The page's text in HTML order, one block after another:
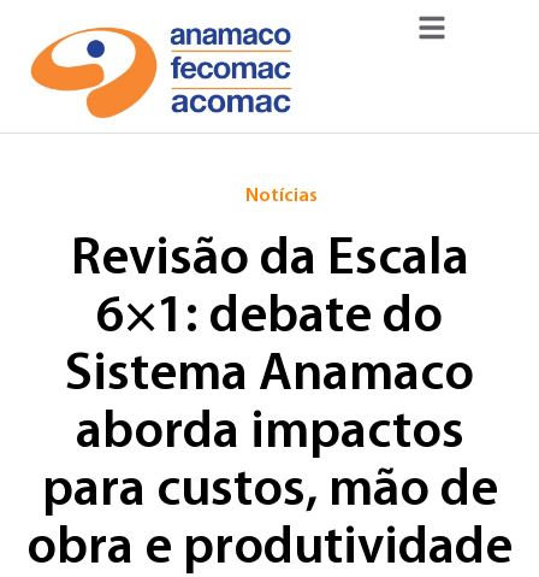
Notícias
Revisão da Escala
6×1: debate do
Sistema Anamaco
aborda impactos
para custos, mão de
obra e produtividade